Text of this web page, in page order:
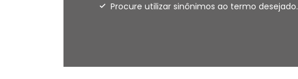
Procure utilizar sinônimos ao termo desejado.